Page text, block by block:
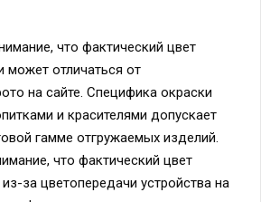
что фактический цвет
отличаться от
на сайте. Специфика окраски
и красителями допускает
гамме отгружаемых изделий.
что фактический цвет
за цветопередачи устройства на